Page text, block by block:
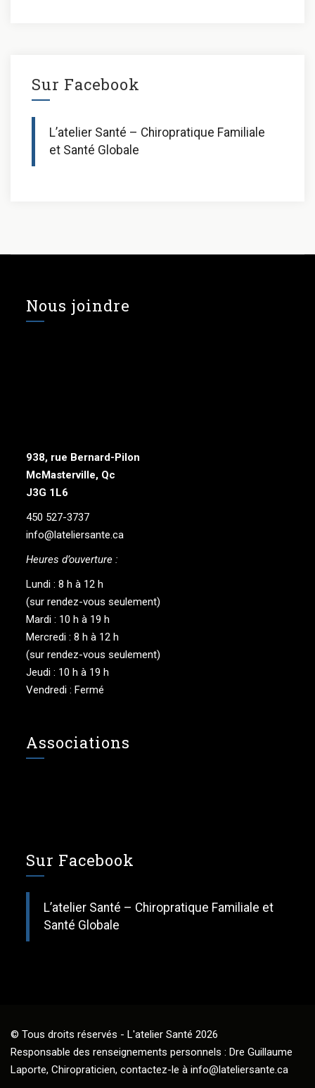
Sur Facebook
L’atelier Santé – Chiropratique Familiale
et Santé Globale
Nous joindre
938, rue Bernard-Pilon
McMasterville, Qc
J3G 1L6
450 527-3737
info@lateliersante.ca
Heures d’ouverture :
Lundi : 8 h à 12 h
(sur rendez-vous seulement)
Mardi : 10 h à 19 h
Mercredi : 8 h à 12 h
(sur rendez-vous seulement)
Jeudi : 10 h à 19 h
Vendredi : Fermé
Associations
Sur Facebook
L’atelier Santé – Chiropratique Familiale et
Santé Globale
© Tous droits réservés - L'atelier Santé 2026
Responsable des renseignements personnels : Dre Guillaume
Laporte, Chiropraticien, contactez-le à info@lateliersante.ca